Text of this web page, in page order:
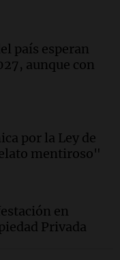
país esperan
aunque con
por la Ley de
mentiroso"
en
Privada